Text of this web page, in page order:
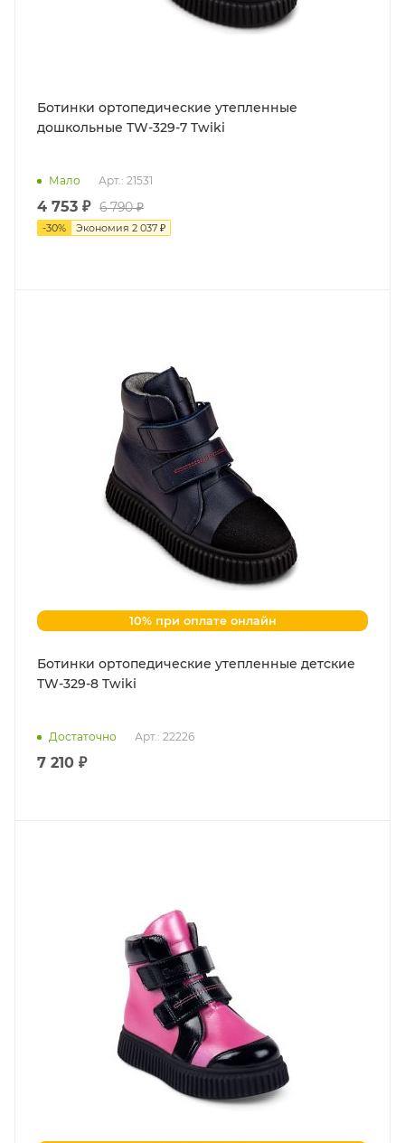
Ботинки ортопедические утепленные
дошкольные TW-329-7 Twiki
Мало Арт.: 21531
4 753 ₽ 6 790 ₽
-30% Экономия 2 037 ₽
10% при оплате онлайн
Ботинки ортопедические утепленные детские
TW-329-8 Twiki
Достаточно Арт.: 22226
7 210 ₽